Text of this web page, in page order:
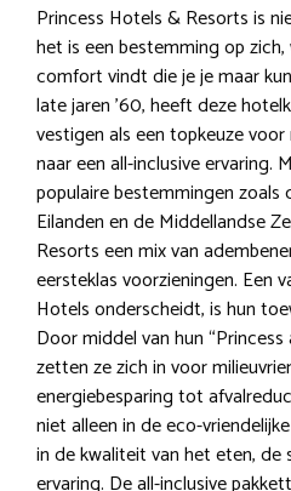
Princess Hotels & Resorts is
het is een bestemming op zich,
comfort vindt die je je maar
late jaren ’60, heeft deze
vestigen als een topkeuze
naar een all-inclusive ervaring.
populaire bestemmingen zoals
Eilanden en de Middellandse
Resorts een mix van
eersteklas voorzieningen. Een
Hotels onderscheidt, is hun
Door middel van hun
zetten ze zich in voor
energiebesparing tot
niet alleen in de eco-
in de kwaliteit van het eten, de
ervaring. De all-inclusive